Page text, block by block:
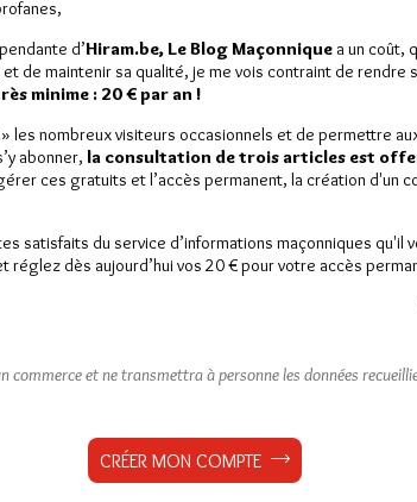
2025 Voici
janvier 2015…
1 commentaire
d’Hiram.be, Le Blog Maçonnique a un coût,
de maintenir sa qualité, je me vois contraint de rendre
minime : 20 € par an !
les nombreux visiteurs occasionnels et de permettre
abonner, la consultation de trois articles est
ces gratuits et l’accès permanent, la création d'un
satisfaits du service d’informations maçonniques qu'il
dès aujourd’hui vos 20 € pour votre accès
commerce et ne transmettra à personne les données
CRÉER MON COMPTE